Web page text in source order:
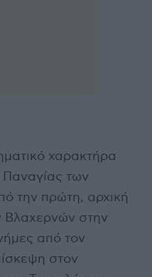
χαρακτήρα
Παναγίας των
την πρώτη, αρχική
Βλαχερνών στην
από τον
στον